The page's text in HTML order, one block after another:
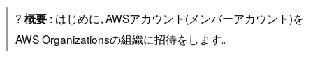
? 概要: はじめに､AWSアカウント(メンバーアカウント)を
AWS Organizationsの組織に招待をします｡